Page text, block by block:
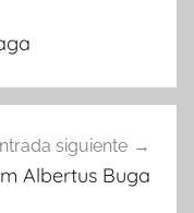
siguiente
Albertus Buga